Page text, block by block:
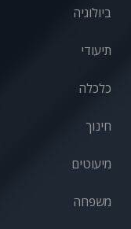
ביולוגיה
תיעודי
כלכלה
חינוך
מיעוטים
משפחה